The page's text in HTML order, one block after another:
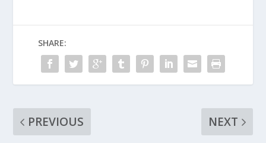
SHARE:
PREVIOUS
NEXT